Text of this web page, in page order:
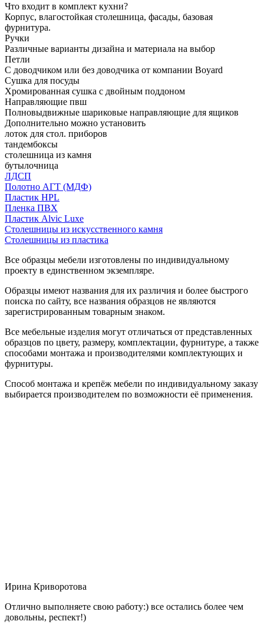
Что входит в комплект кухни?
Корпус, влагостойкая столешница, фасады, базовая
фурнитура.
Ручки
Различные варианты дизайна и материала на выбор
Петли
С доводчиком или без доводчика от компании Boyard
Сушка для посуды
Хромированная сушка с двойным поддоном
Направляющие пвш
Полновыдвижные шариковые направляющие для ящиков
Дополнительно можно установить
лоток для стол. приборов
тандембоксы
столешница из камня
бутылочница
ЛДСП
Полотно АГТ (МДФ)
Пластик HPL
Пленка ПВХ
Пластик Alvic Luxe
Столешницы из искусственного камня
Столешницы из пластика
Все образцы мебели изготовлены по индивидуальному
проекту в единственном экземпляре.
Образцы имеют названия для их различия и более быстрого
поиска по сайту, все названия образцов не являются
зарегистрированным товарным знаком.
Все мебельные изделия могут отличаться от представленных
образцов по цвету, размеру, комплектации, фурнитуре, а также
способами монтажа и производителями комплектующих и
фурнитуры.
Способ монтажа и крепёж мебели по индивидуальному заказу
выбирается производителем по возможности её применения.
Ирина Криворотова
Отлично выполняете свою работу:) все остались более чем
довольны, респект!)